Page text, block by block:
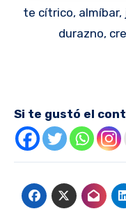
te cítrico, almíbar,
durazno,
Si te gustó el